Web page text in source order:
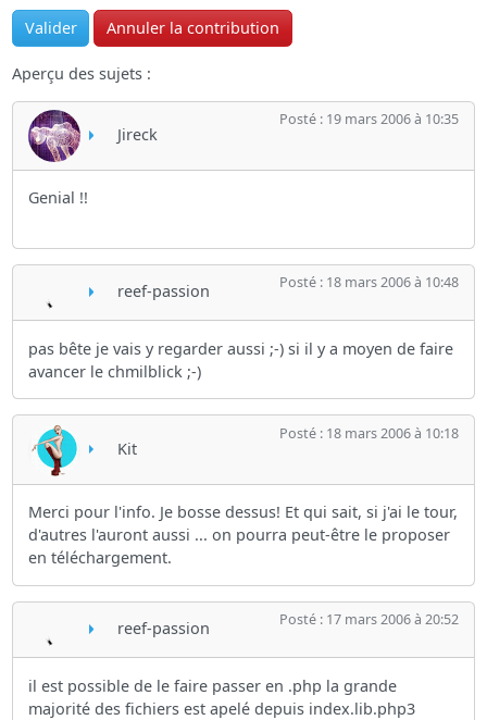
Aperçu des sujets :
Jireck
Posté : 19 mars 2006 à 10:35
Genial !!
reef-passion Posté : 18 mars 2006 à 10:48
pas bête je vais y regarder aussi ;-) si il y a moyen de faire
avancer le chmilblick ;-)
Kit
Posté : 18 mars 2006 à 10:18
Merci pour l'info. Je bosse dessus! Et qui sait, si j'ai le tour,
d'autres l'auront aussi ... on pourra peut-être le proposer
en téléchargement.
reef-passion Posté : 17 mars 2006 à 20:52
il est possible de le faire passer en .php la grande
majorité des fichiers est apelé depuis index.lib.php3